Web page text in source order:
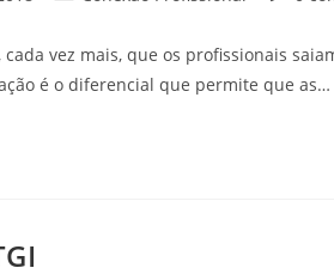
vez mais, que os profissionais
é o diferencial que permite que as…